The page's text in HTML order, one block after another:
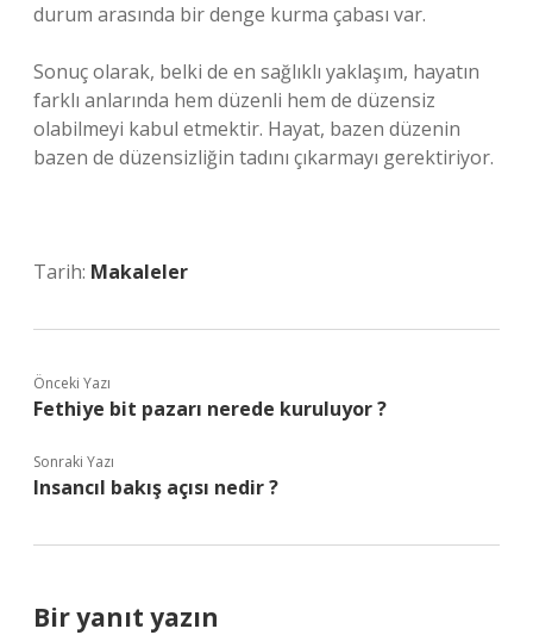
durum arasında bir denge kurma çabası var.
Sonuç olarak, belki de en sağlıklı yaklaşım, hayatın
farklı anlarında hem düzenli hem de düzensiz
olabilmeyi kabul etmektir. Hayat, bazen düzenin
bazen de düzensizliğin tadını çıkarmayı gerektiriyor.
Tarih: Makaleler
Önceki Yazı
Fethiye bit pazarı nerede kuruluyor ?
Sonraki Yazı
Insancıl bakış açısı nedir ?
Bir yanıt yazın